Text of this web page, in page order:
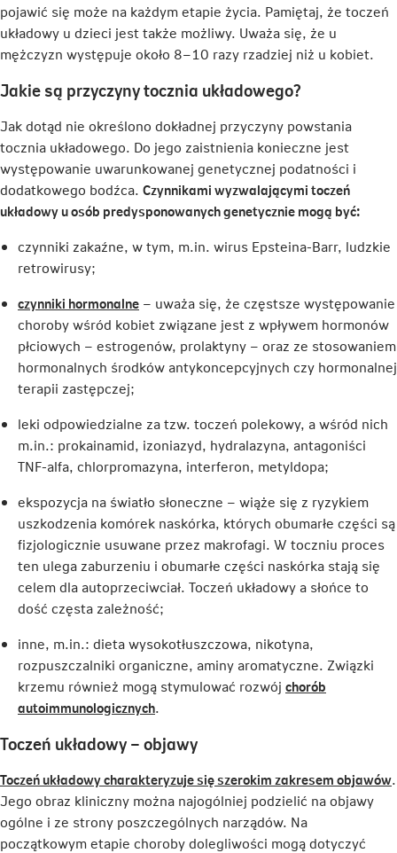
pojawić się może na każdym etapie życia. Pamiętaj, że toczeń
układowy u dzieci jest także możliwy. Uważa się, że u
mężczyzn występuje około 8–10 razy rzadziej niż u kobiet.
Jakie są przyczyny tocznia układowego?
Jak dotąd nie określono dokładnej przyczyny powstania
tocznia układowego. Do jego zaistnienia konieczne jest
występowanie uwarunkowanej genetycznej podatności i
dodatkowego bodźca. Czynnikami wyzwalającymi toczeń
układowy u osób predysponowanych genetycznie mogą być:
czynniki zakaźne, w tym, m.in. wirus Epsteina-Barr, ludzkie
retrowirusy;
czynniki hormonalneLink
otwiera
się
w
– uważa się, że częstsze występowanie
choroby wśród kobiet związane jest z wpływem hormonów
płciowych – estrogenów, prolaktyny – oraz ze stosowaniem
hormonalnych środków antykoncepcyjnych czy hormonalnej
terapii zastępczej;
leki odpowiedzialne za tzw. toczeń polekowy, a wśród nich
m.in.: prokainamid, izoniazyd, hydralazyna, antagoniści
TNF-alfa, chlorpromazyna, interferon, metyldopa;
ekspozycja na światło słoneczne – wiąże się z ryzykiem
uszkodzenia komórek naskórka, których obumarłe części są
fizjologicznie usuwane przez makrofagi. W toczniu proces
ten ulega zaburzeniu i obumarłe części naskórka stają się
celem dla autoprzeciwciał. Toczeń układowy a słońce to
dość częsta zależność;
inne, m.in.: dieta wysokotłuszczowa, nikotyna,
rozpuszczalniki organiczne, aminy aromatyczne. Związki
krzemu również mogą stymulować rozwój chorób
autoimmunologicznychLink
się
nowej
karcie
.
Toczeń układowy – objawy
Toczeń układowy charakteryzuje się szerokim zakresem objawów.
Jego obraz kliniczny można najogólniej podzielić na objawy
ogólne i ze strony poszczególnych narządów. Na
początkowym etapie choroby dolegliwości mogą dotyczyć